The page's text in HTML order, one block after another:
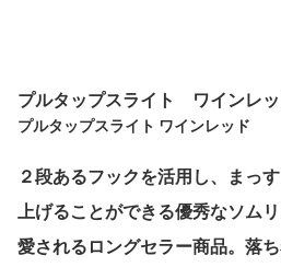
プルタップスライト ワインレッ
プルタップスライト ワインレッド
２段あるフックを活用し、まっ
上げることができる優秀なソム
愛されるロングセラー商品。落